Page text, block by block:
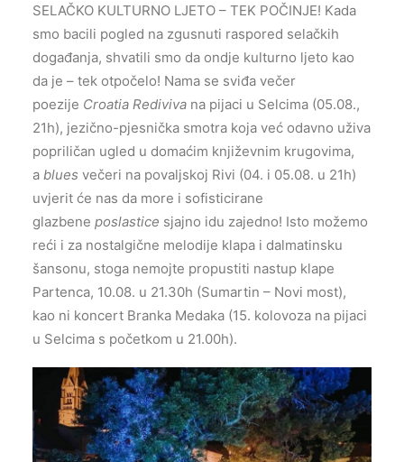
SELAČKO KULTURNO LJETO – TEK POČINJE! Kada
smo bacili pogled na zgusnuti raspored selačkih
događanja, shvatili smo da ondje kulturno ljeto kao
da je – tek otpočelo! Nama se sviđa večer
poezije Croatia Rediviva na pijaci u Selcima (05.08.,
21h), jezično-pjesnička smotra koja već odavno uživa
popriličan ugled u domaćim književnim krugovima,
a blues večeri na povaljskoj Rivi (04. i 05.08. u 21h)
uvjerit će nas da more i sofisticirane
glazbene poslastice sjajno idu zajedno! Isto možemo
reći i za nostalgične melodije klapa i dalmatinsku
šansonu, stoga nemojte propustiti nastup klape
Partenca, 10.08. u 21.30h (Sumartin – Novi most),
kao ni koncert Branka Medaka (15. kolovoza na pijaci
u Selcima s početkom u 21.00h).